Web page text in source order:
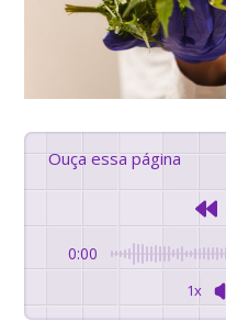
Ouça essa página
0:00
1x